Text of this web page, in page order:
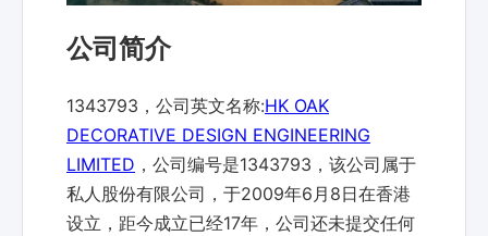
公司简介
1343793，公司英文名称:HK OAK
DECORATIVE DESIGN ENGINEERING
LIMITED ，公司编号是1343793，该公司属于
私人股份有限公司，于2009年6月8日在香港
设立，距今成立已经17年，公司还未提交任何